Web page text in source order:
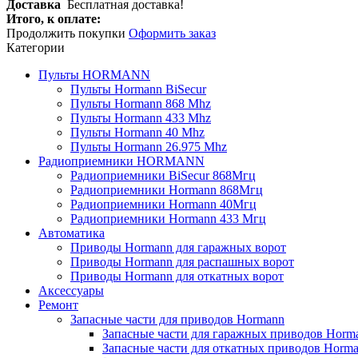
Доставка Бесплатная доставка!
Итого, к оплате:
Продолжить покупки Оформить заказ
Категории
Пульты HORMANN
Пульты Hormann BiSecur
Пульты Hormann 868 Mhz
Пульты Hormann 433 Mhz
Пульты Hormann 40 Mhz
Пульты Hormann 26.975 Mhz
Радиоприемники HORMANN
Радиоприемники BiSecur 868Мгц
Радиоприемники Hormann 868Мгц
Радиоприемники Hormann 40Мгц
Радиоприемники Hormann 433 Мгц
Автоматика
Приводы Hormann для гаражных ворот
Приводы Hormann для распашных ворот
Приводы Hormann для откатных ворот
Аксессуары
Ремонт
Запасные части для приводов Hormann
Запасные части для гаражных приводов
Запасные части для откатных приводов